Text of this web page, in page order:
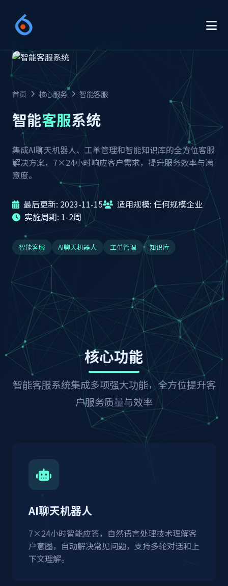
首页 核心服务 智能客服
智能客服系统
集成AI聊天机器人、工单管理和智能知识库的全方位客服
解决方案，7×24小时响应客户需求，提升服务效率与满
意度。
最后更新: 2023-11-15
适用规模: 任何规模企业
实施周期: 1-2周
智能客服 AI聊天机器人 工单管理 知识库
核心功能
智能客服系统集成多项强大功能，全方位提升客
户服务质量与效率
AI聊天机器人
7×24小时智能应答，自然语言处理技术理解客
户意图，自动解决常见问题，支持多轮对话和上
下文理解。